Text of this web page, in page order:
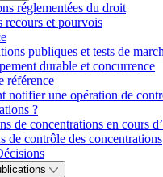
réglementées du droit
recours et pourvois
publiques et tests de
durable et concurrence
référence
notifier une opération de
?
de concentrations en cours
de contrôle des concentrations